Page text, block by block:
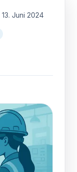
13. Juni 2024